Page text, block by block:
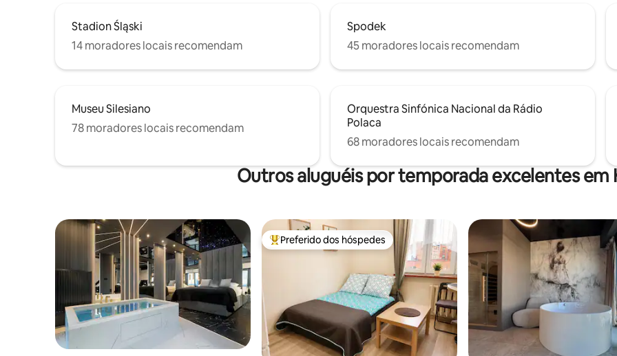
Stadion Śląski
14 moradores locais recomendam
Spodek
45 moradores locais recomendam
Museu Silesiano
78 moradores locais recomendam
Orquestra Sinfónica Nacional da Rádio
Polaca
68 moradores locais recomendam
Outros aluguéis por temporada excelentes em
Entre os melhores preferidos dos hóspedes
Preferido dos hóspedes